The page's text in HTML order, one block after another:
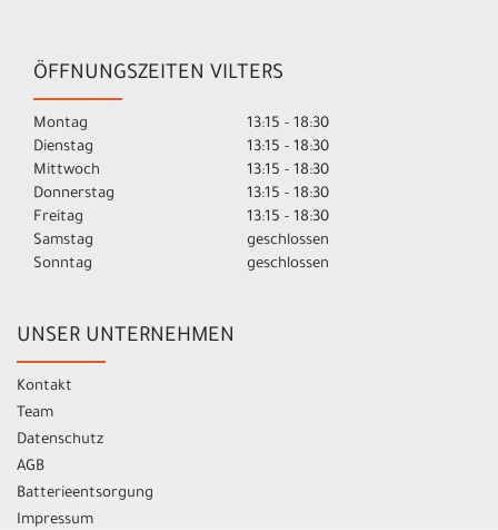
ÖFFNUNGSZEITEN VILTERS
Montag
13:15 - 18:30
Dienstag
13:15 - 18:30
Mittwoch
13:15 - 18:30
Donnerstag
13:15 - 18:30
Freitag
13:15 - 18:30
Samstag
geschlossen
Sonntag
geschlossen
UNSER UNTERNEHMEN
Kontakt
Team
Datenschutz
AGB
Batterieentsorgung
Impressum